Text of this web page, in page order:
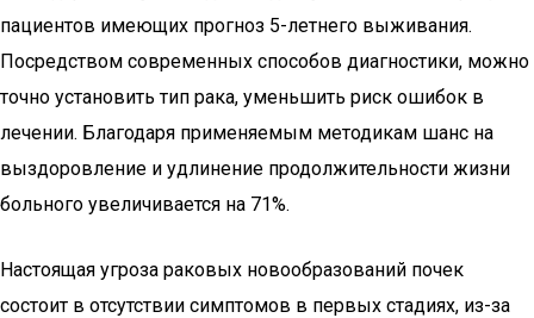
пациентов имеющих прогноз 5-летнего выживания.
Посредством современных способов диагностики, можно
точно установить тип рака, уменьшить риск ошибок в
лечении. Благодаря применяемым методикам шанс на
выздоровление и удлинение продолжительности жизни
больного увеличивается на 71%.
Настоящая угроза раковых новообразований почек
состоит в отсутствии симптомов в первых стадиях, из-за